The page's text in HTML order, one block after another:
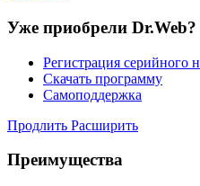
Уже приобрели Dr.Web?
Регистрация серийного
Скачать программу
Самоподдержка
Продлить Расширить
Преимущества